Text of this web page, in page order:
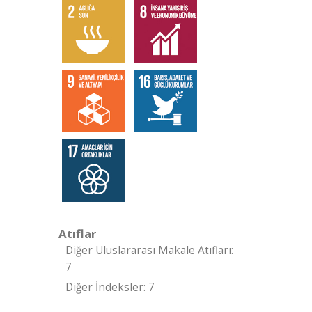
Atıflar
Diğer Uluslararası Makale Atıfları:
7
Diğer İndeksler: 7